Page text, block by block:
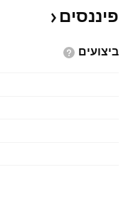
פיננסים
ביצועים